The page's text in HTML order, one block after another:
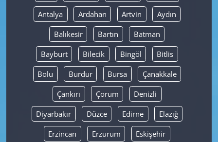
Antalya Ardahan Artvin Aydın
Balıkesir Bartın Batman
Bayburt Bilecik Bingöl Bitlis
Bolu Burdur Bursa Çanakkale
Çankırı Çorum Denizli
Diyarbakır Düzce Edirne Elazığ
Erzincan Erzurum Eskişehir
Yerel